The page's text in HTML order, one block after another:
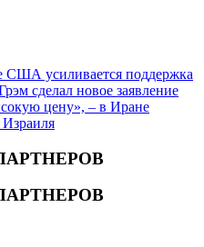
США усиливается поддержка
сделал новое заявление
цену», – в Иране